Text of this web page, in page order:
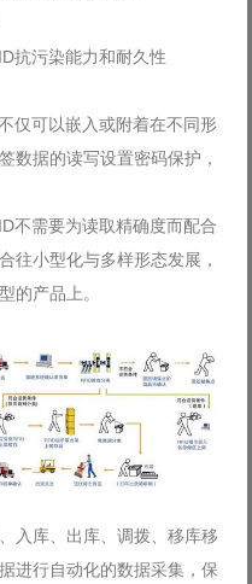
抗污染能力和耐久性
仅可以嵌入或附着在不同形
数据的读写设置密码保护，
不需要为读取精确度而配合
往小型化与多样形态发展，
的产品上。
入库、出库、调拨、移库移
进行自动化的数据采集，保